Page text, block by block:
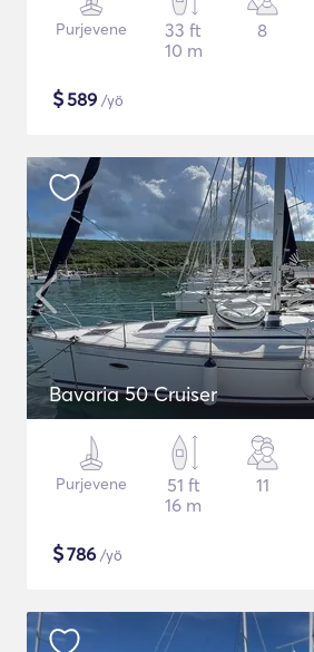
Purjevene
33 ft
10 m
8
$589 /yö
Bavaria 50 Cruiser
Purjevene
51 ft
16 m
11
$786 /yö